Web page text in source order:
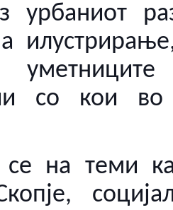
урбаниот
со кои
се на теми